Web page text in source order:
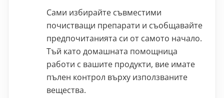
Сами избирайте съвместими
почистващи препарати и съобщавайте
предпочитанията си от самото начало.
Тъй като домашната помощница
работи с вашите продукти, вие имате
пълен контрол върху използваните
вещества.